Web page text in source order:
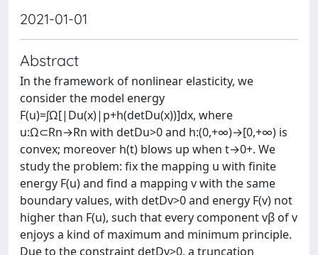
2021-01-01
Abstract
In the framework of nonlinear elasticity, we
consider the model energy
F(u)=∫Ω[|Du(x)|p+h(det⁡Du(x))]dx, where
u:Ω⊂Rn→Rn with det⁡Du>0 and h:(0,+∞)→[0,+∞) is
convex; moreover h(t) blows up when t→0+. We
study the problem: fix the mapping u with finite
energy F(u) and find a mapping v with the same
boundary values, with det⁡Dv>0 and energy F(v) not
higher than F(u), such that every component vβ of v
enjoys a kind of maximum and minimum principle.
Due to the constraint det⁡Dv>0, a truncation